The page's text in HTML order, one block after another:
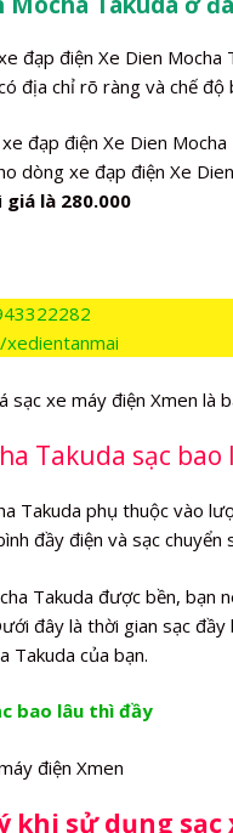
đạp điện Xe Dien
địa chỉ rõ ràng và chế độ
đạp điện Xe Dien
dòng xe đạp điện Xe
giá là 280.000
Takuda sạc
Takuda phụ thuộc vào
đầy điện và sạc chuyển
Takuda được bền, bạn
đây là thời gian sạc
Takuda của bạn.
bao lâu thì đầy
khi sử dụng